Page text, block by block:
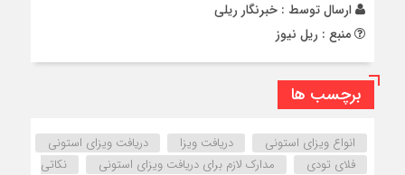
ارسال توسط : خبرنگار ریلی
منبع : ریل نیوز
برچسب ها
انواع ویزای استونی دریافت ویزا
دریافت ویزای استونی
فلای تودی
مدارک لازم برای دریافت ویزای استونی
نکاتی